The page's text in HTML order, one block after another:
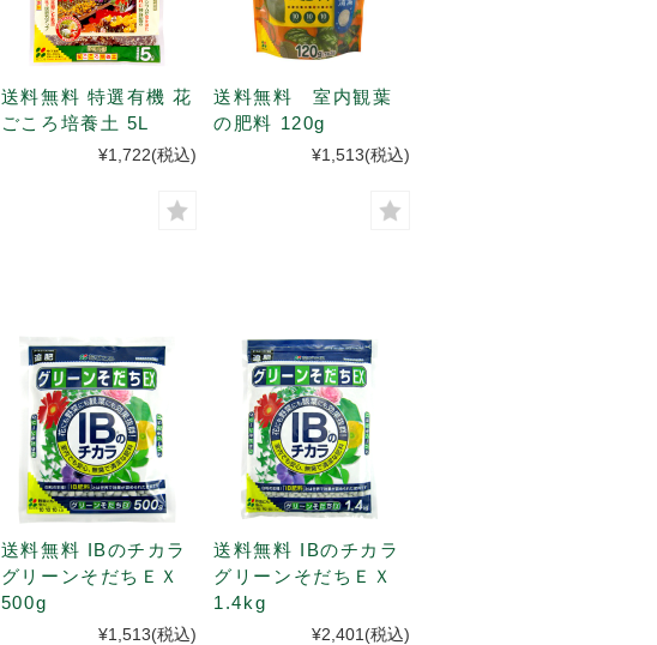
送料無料 特選有機 花
ごころ培養土 5L
¥1,722(税込)
送料無料 室内観葉
の肥料 120g
¥1,513(税込)
送料無料 IBのチカラ
グリーンそだちＥＸ
500g
¥1,513(税込)
送料無料 IBのチカラ
グリーンそだちＥＸ
1.4kg
¥2,401 (税込)